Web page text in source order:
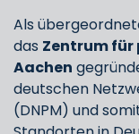
Als
das Zentrum für
Aachen
deutschen
(DNPM) und